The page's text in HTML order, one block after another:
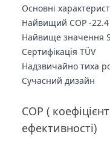
Основні
Найвищий COP -22.4
Найвище значення
Сертифікація TÜV
Надзвичайно тиха
Сучасний дизайн
COP (
ефективності)